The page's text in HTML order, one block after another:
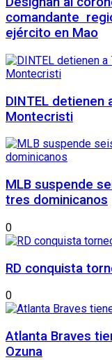
comandante
ejército en Mao
DINTEL detienen
Montecristi
MLB suspende
tres dominicanos
0
RD conquista
0
Atlanta Braves
Ozuna